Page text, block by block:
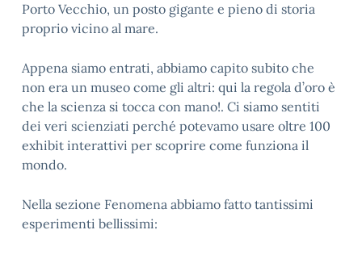
Porto Vecchio, un posto gigante e pieno di storia
proprio vicino al mare.
Appena siamo entrati, abbiamo capito subito che
non era un museo come gli altri: qui la regola d’oro è
che la scienza si tocca con mano!. Ci siamo sentiti
dei veri scienziati perché potevamo usare oltre 100
exhibit interattivi per scoprire come funziona il
mondo.
Nella sezione Fenomena abbiamo fatto tantissimi
esperimenti bellissimi: